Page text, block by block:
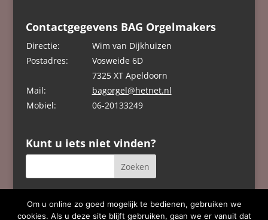
Contactgegevens BAG Orgelmakers
Directie:
Wim van Dijkhuizen
Postadres:
Vosweide 6D
7325 XT Apeldoorn
Mail:
bagorgel@hetnet.nl
Mobiel:
06-20133249
Kunt u iets niet vinden?
Om u online zo goed mogelijk te bedienen, gebruiken we
cookies. Als u deze site blijft gebruiken, gaan we er vanuit dat